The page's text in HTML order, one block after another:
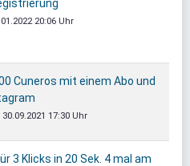
20:06 Uhr
Cuneros mit einem Abo und
30.09.2021 17:30 Uhr
3 Klicks in 20 Sek. 4 mal am